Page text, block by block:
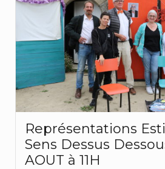
Représentations
Sens Dessus
AOUT à 11H